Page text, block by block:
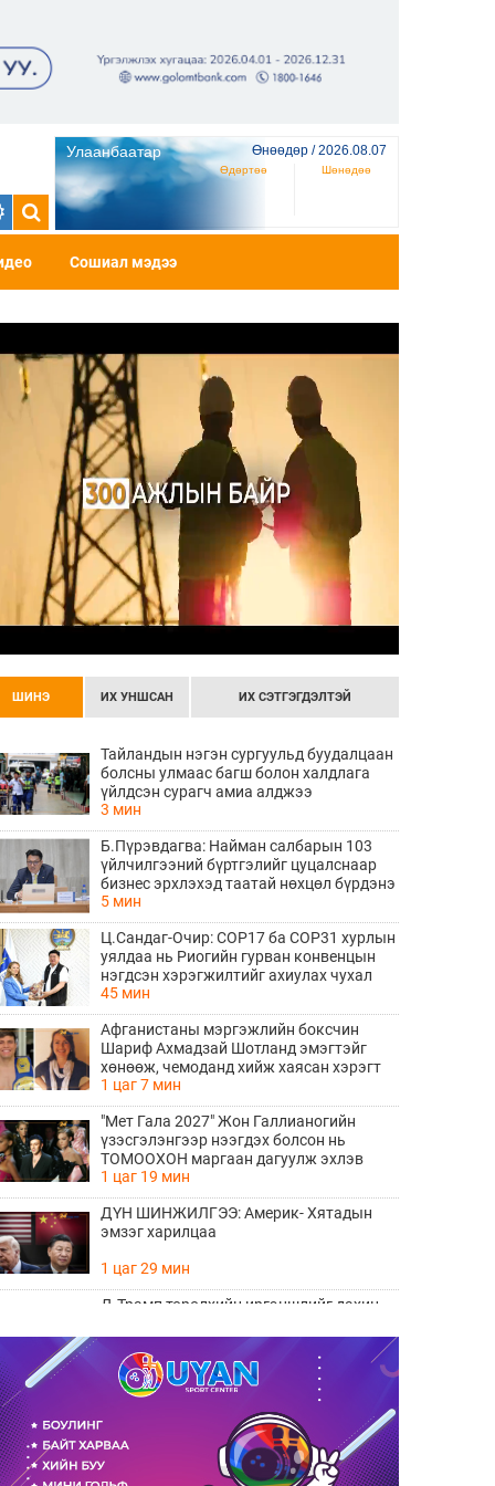
Улаанбаатар Өнөөдөр / 2026.08.07
Өдөртөө Шөнөдөө
Сошиал мэдээ
ШИНЭ ИХ УНШСАН ИХ СЭТГЭГДЭЛТЭЙ
Тайландын нэгэн сургуульд буудалцаан
болсны улмаас багш болон халдлага
үйлдсэн сурагч амиа алджээ
3 мин
Б.Пүрэвдагва: Найман салбарын 103
үйлчилгээний бүртгэлийг цуцалснаар
бизнес эрхлэхэд таатай нөхцөл бүрдэнэ
5 мин
Ц.Сандаг-Очир: COP17 ба COP31 хурлын
уялдаа нь Риогийн гурван конвенцын
нэгдсэн хэрэгжилтийг ахиулах чухал
алхам болно
45 мин
Афганистаны мэргэжлийн боксчин
Шариф Ахмадзай Шотланд эмэгтэйг
хөнөөж, чемоданд хийж хаясан хэрэгт
буруутгагдаж байна
1 цаг 7 мин
"Мет Гала 2027" Жон Галлианогийн
үзэсгэлэнгээр нээгдэх болсон нь
ТОМООХОН маргаан дагуулж эхлэв
1 цаг 19 мин
ДҮН ШИНЖИЛГЭЭ: Америк- Хятадын
эмзэг харилцаа
1 цаг 29 мин
Д.Трамп төрөлхийн иргэншлийг дахин
1 цаг 40 мин
Монелийн гудамжны авто замыг
өнөөдрөөс хааж, засварлана
2 цаг 10 мин